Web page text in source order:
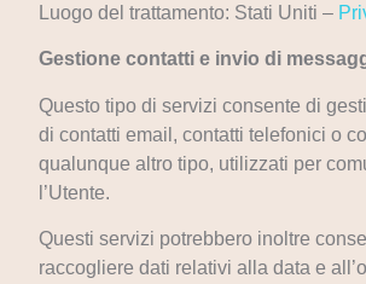
Luogo del trattamento: Stati Uniti –
Gestione contatti e invio di
Questo tipo di servizi consente di
di contatti email, contatti telefonici o
qualunque altro tipo, utilizzati per
l’Utente.
Questi servizi potrebbero inoltre
raccogliere dati relativi alla data e